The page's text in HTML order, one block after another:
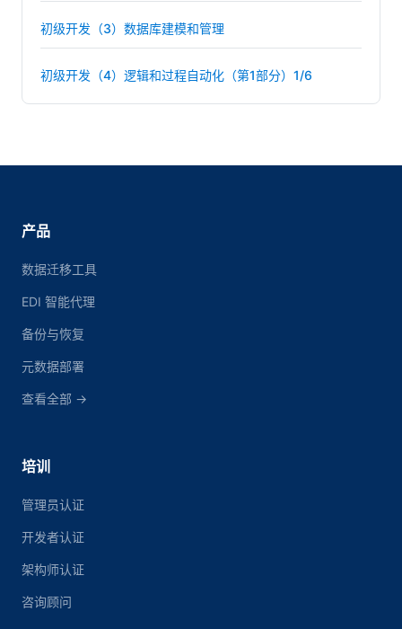
初级开发（3）数据库建模和管理
初级开发（4）逻辑和过程自动化（第1部分）1/6
产品
数据迁移工具
EDI 智能代理
备份与恢复
元数据部署
查看全部 →
培训
管理员认证
开发者认证
架构师认证
咨询顾问